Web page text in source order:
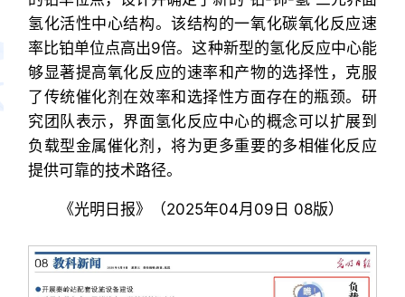
氢化活性中心结构。该结构的一氧化碳氧化反应速
率比铂单位点高出9倍。这种新型的氢化反应中心能
够显著提高氧化反应的速率和产物的选择性，克服
了传统催化剂在效率和选择性方面存在的瓶颈。研
究团队表示，界面氢化反应中心的概念可以扩展到
负载型金属催化剂，将为更多重要的多相催化反应
提供可靠的技术路径。
《光明日报》（2025年04月09日 08版）